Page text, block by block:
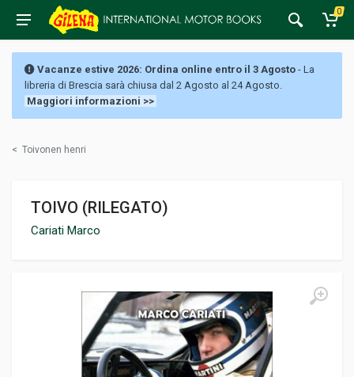
0
Vacanze estive 2026: Ordina online entro il 3 Agosto - La
libreria di Brescia sarà chiusa dal 2 Agosto al 24 Agosto.
Maggiori informazioni >>
< Toivonen henri
TOIVO (RILEGATO)
Cariati Marco